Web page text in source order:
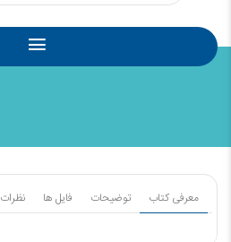
معرفی کتاب توضیحات فایل ها نظرات